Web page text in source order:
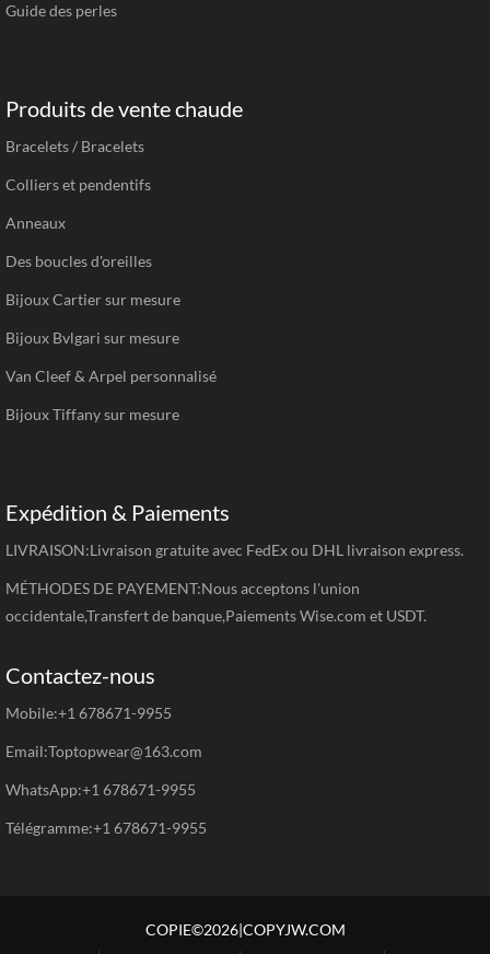
Guide des perles
Produits de vente chaude
Bracelets / Bracelets
Colliers et pendentifs
Anneaux
Des boucles d'oreilles
Bijoux Cartier sur mesure
Bijoux Bvlgari sur mesure
Van Cleef & Arpel personnalisé
Bijoux Tiffany sur mesure
Expédition & Paiements
LIVRAISON:Livraison gratuite avec FedEx ou DHL livraison express.
MÉTHODES DE PAYEMENT:Nous acceptons l'union
occidentale,Transfert de banque,Paiements Wise.com et USDT.
Contactez-nous
Mobile:+1 678671-9955
Email:Toptopwear@163.com
WhatsApp:+1 678671-9955
Télégramme:+1 678671-9955
COPIE©2026|COPYJW.COM